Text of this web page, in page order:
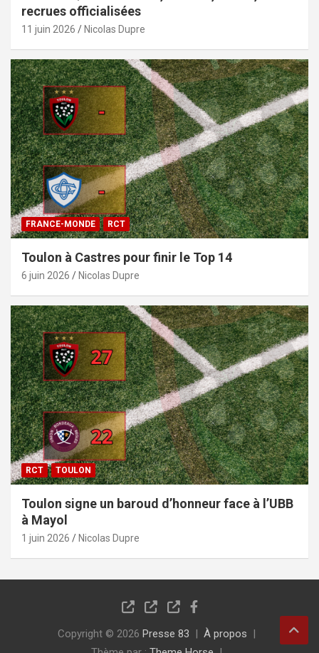
recrues officialisées
11 juin 2026 Nicolas Dupre
FRANCE-MONDE RCT
Toulon à Castres pour finir le Top 14
6 juin 2026 Nicolas Dupre
RCT TOULON
Toulon signe un baroud d’honneur face à l’UBB
à Mayol
1 juin 2026 Nicolas Dupre
Copyright © 2026 Presse 83
À propos